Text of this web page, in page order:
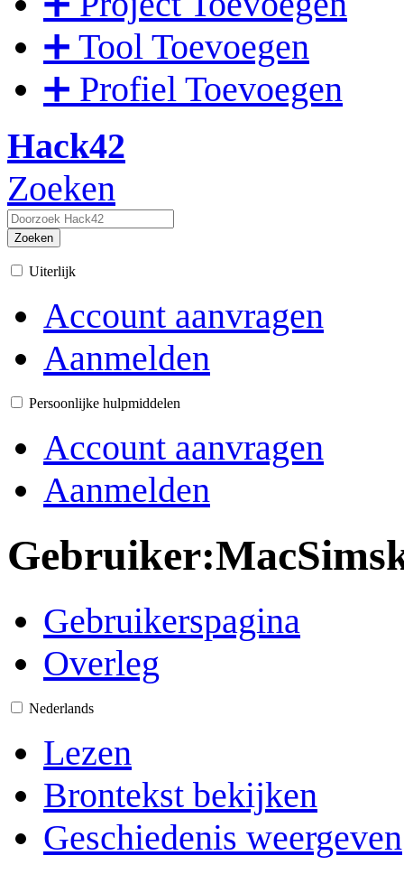
➕ Tool Toevoegen
➕ Profiel Toevoegen
Hack42
Zoeken
Zoeken
Uiterlijk
Account aanvragen
Aanmelden
Persoonlijke hulpmiddelen
Account aanvragen
Aanmelden
Gebruiker:
Gebruikerspagina
Overleg
Nederlands
Lezen
Brontekst bekijken
Geschiedenis weergeven